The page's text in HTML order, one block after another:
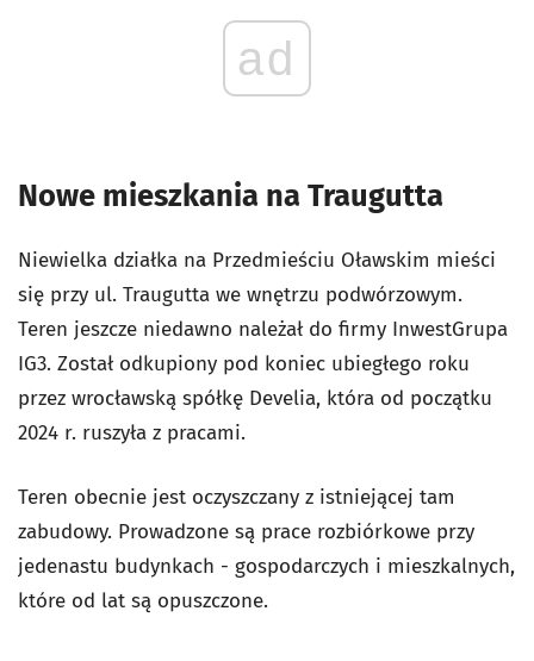
ad
Nowe mieszkania na Traugutta
Niewielka działka na Przedmieściu Oławskim mieści
się przy ul. Traugutta we wnętrzu podwórzowym.
Teren jeszcze niedawno należał do firmy InwestGrupa
IG3. Został odkupiony pod koniec ubiegłego roku
przez wrocławską spółkę Develia, która od początku
2024 r. ruszyła z pracami.
Teren obecnie jest oczyszczany z istniejącej tam
zabudowy. Prowadzone są prace rozbiórkowe przy
jedenastu budynkach - gospodarczych i mieszkalnych,
które od lat są opuszczone.